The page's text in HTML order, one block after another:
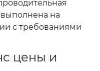
на
с требованиями
цены и